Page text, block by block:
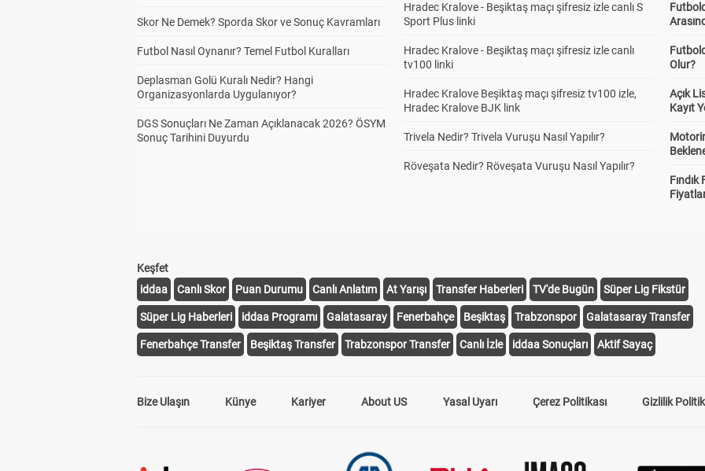
Skor Ne Demek? Sporda Skor ve Sonuç Kavramları
Futbol Nasıl Oynanır? Temel Futbol Kuralları
Deplasman Golü Kuralı Nedir? Hangi
Organizasyonlarda Uygulanıyor?
DGS Sonuçları Ne Zaman Açıklanacak 2026? ÖSYM
Sonuç Tarihini Duyurdu
Hradec Kralove - Beşiktaş maçı şifresiz izle canlı S
Sport Plus linki
Hradec Kralove - Beşiktaş maçı şifresiz izle canlı
tv100 linki
Hradec Kralove Beşiktaş maçı şifresiz tv100 izle,
Hradec Kralove BJK link
Trivela Nedir? Trivela Vuruşu Nasıl Yapılır?
Röveşata Nedir? Röveşata Vuruşu Nasıl Yapılır?
Olur?
Açık
Kayıt
Fındık
Keşfet
iddaa
Canlı Skor Puan Durumu Canlı Anlatım At Yarışı Transfer Haberleri TV'de Bugün Süper Lig Fikstür
Süper Lig Haberleri iddaa Programı Galatasaray Fenerbahçe Beşiktaş Trabzonspor Galatasaray Transfer
Fenerbahçe Transfer Beşiktaş Transfer Trabzonspor Transfer Canlı İzle iddaa Sonuçları Aktif Sayaç
Bize Ulaşın Künye Kariyer About US Yasal Uyarı Çerez Politikası Gizlilik